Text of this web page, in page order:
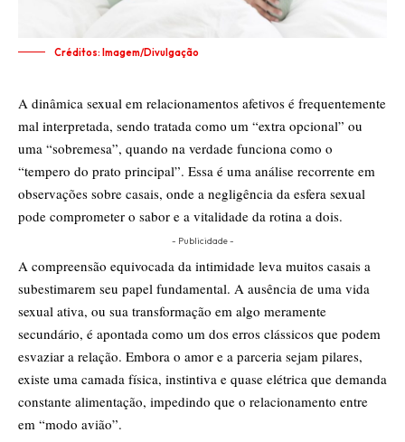
Créditos: Imagem/Divulgação
A dinâmica sexual em relacionamentos afetivos é frequentemente
mal interpretada, sendo tratada como um “extra opcional” ou
uma “sobremesa”, quando na verdade funciona como o
“tempero do prato principal”. Essa é uma análise recorrente em
observações sobre casais, onde a negligência da esfera sexual
pode comprometer o sabor e a vitalidade da rotina a dois.
- Publicidade -
A compreensão equivocada da intimidade leva muitos casais a
subestimarem seu papel fundamental. A ausência de uma vida
sexual ativa, ou sua transformação em algo meramente
secundário, é apontada como um dos erros clássicos que podem
esvaziar a relação. Embora o amor e a parceria sejam pilares,
existe uma camada física, instintiva e quase elétrica que demanda
constante alimentação, impedindo que o relacionamento entre
em “modo avião”.